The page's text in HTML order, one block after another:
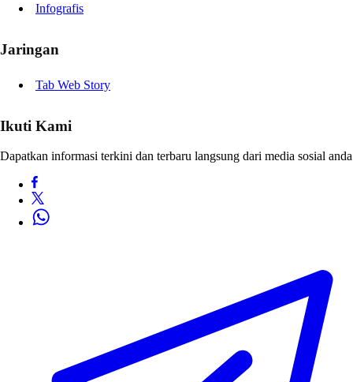
Infografis
Jaringan
Tab Web Story
Ikuti Kami
Dapatkan informasi terkini dan terbaru langsung dari media sosial anda